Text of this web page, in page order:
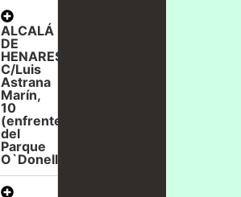
ALCALÁ
DE
HENARES,
C/Luis
Astrana
Marín,
10
(enfrente
del
Parque
O`Donell)